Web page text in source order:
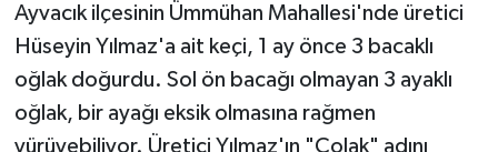
Ayvacık ilçesinin Ümmühan Mahallesi'nde üretici
Hüseyin Yılmaz'a ait keçi, 1 ay önce 3 bacaklı
oğlak doğurdu. Sol ön bacağı olmayan 3 ayaklı
oğlak, bir ayağı eksik olmasına rağmen
yürüyebiliyor. Üretici Yılmaz'ın "Çolak" adını